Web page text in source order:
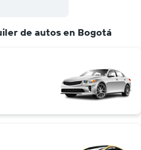
de autos en Bogotá